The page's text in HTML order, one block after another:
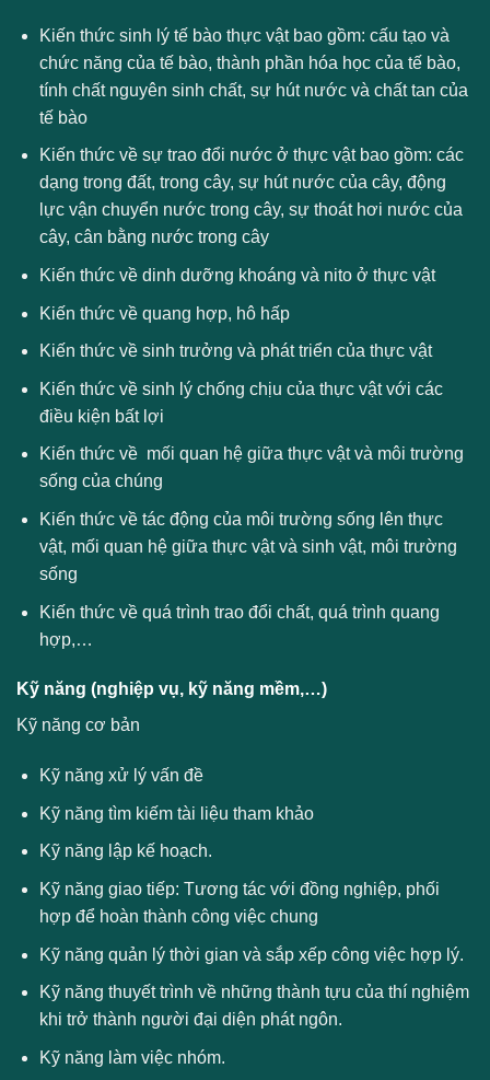
Kiến thức sinh lý tế bào thực vật bao gồm: cấu tạo và
chức năng của tế bào, thành phần hóa học của tế bào,
tính chất nguyên sinh chất, sự hút nước và chất tan của
tế bào
Kiến thức về sự trao đổi nước ở thực vật bao gồm: các
dạng trong đất, trong cây, sự hút nước của cây, động
lực vận chuyển nước trong cây, sự thoát hơi nước của
cây, cân bằng nước trong cây
Kiến thức về dinh dưỡng khoáng và nito ở thực vật
Kiến thức về quang hợp, hô hấp
Kiến thức về sinh trưởng và phát triển của thực vật
Kiến thức về sinh lý chống chịu của thực vật với các
điều kiện bất lợi
Kiến thức về mối quan hệ giữa thực vật và môi trường
sống của chúng
Kiến thức về tác động của môi trường sống lên thực
vật, mối quan hệ giữa thực vật và sinh vật, môi trường
sống
Kiến thức về quá trình trao đổi chất, quá trình quang
hợp,…
Kỹ năng (nghiệp vụ, kỹ năng mềm,…)
Kỹ năng cơ bản
Kỹ năng xử lý vấn đề
Kỹ năng tìm kiếm tài liệu tham khảo
Kỹ năng lập kế hoạch.
Kỹ năng giao tiếp: Tương tác với đồng nghiệp, phối
hợp để hoàn thành công việc chung
Kỹ năng quản lý thời gian và sắp xếp công việc hợp lý.
Kỹ năng thuyết trình về những thành tựu của thí nghiệm
khi trở thành người đại diện phát ngôn.
Kỹ năng làm việc nhóm.